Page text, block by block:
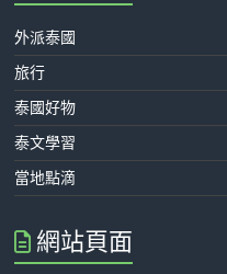
外派泰國
旅行
泰國好物
泰文學習
當地點滴
網站頁面